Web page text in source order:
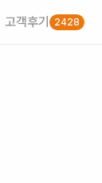
고객후기 2428